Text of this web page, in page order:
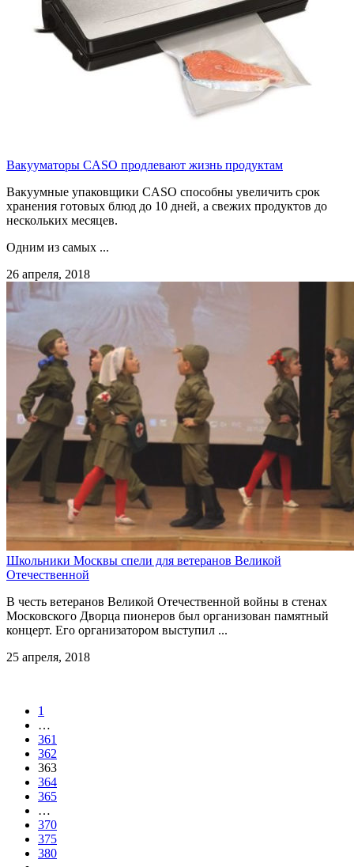
Вакууматоры CASO продлевают жизнь продуктам
Вакуумные упаковщики CASO способны увеличить срок
хранения готовых блюд до 10 дней, а свежих продуктов до
нескольких месяцев.
Одним из самых ...
26 апреля, 2018
Школьники Москвы спели для ветеранов Великой
Отечественной
В честь ветеранов Великой Отечественной войны в стенах
Московского Дворца пионеров был организован памятный
концерт. Его организатором выступил ...
25 апреля, 2018
1
…
361
362
363
364
365
…
370
375
380